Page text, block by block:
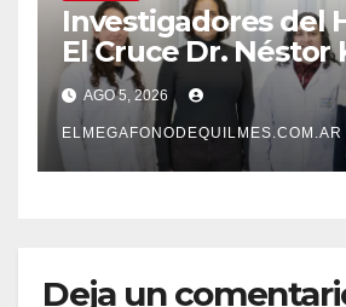
Investigadores del
El Cruce Dr. Néstor
desarrollan un
pionero sobre el
envejecimiento
demencias
AGO 5, 2026
ELMEGAFONODEQUILMES.COM.AR
Deja un